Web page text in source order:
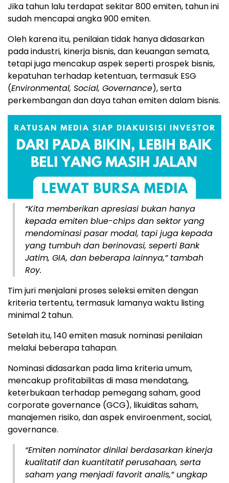
Jika tahun lalu terdapat sekitar 800 emiten, tahun ini
sudah mencapai angka 900 emiten.
Oleh karena itu, penilaian tidak hanya didasarkan
pada industri, kinerja bisnis, dan keuangan semata,
tetapi juga mencakup aspek seperti prospek bisnis,
kepatuhan terhadap ketentuan, termasuk ESG
(Environmental, Social, Governance), serta
perkembangan dan daya tahan emiten dalam bisnis.
“Kita memberikan apresiasi bukan hanya
kepada emiten blue-chips dan sektor yang
mendominasi pasar modal, tapi juga kepada
yang tumbuh dan berinovasi, seperti Bank
Jatim, GIA, dan beberapa lainnya,” tambah
Roy.
Tim juri menjalani proses seleksi emiten dengan
kriteria tertentu, termasuk lamanya waktu listing
minimal 2 tahun.
Setelah itu, 140 emiten masuk nominasi penilaian
melalui beberapa tahapan.
Nominasi didasarkan pada lima kriteria umum,
mencakup profitabilitas di masa mendatang,
keterbukaan terhadap pemegang saham, good
corporate governance (GCG), likuiditas saham,
manajemen risiko, dan aspek enviroenment, social,
governance.
“Emiten nominator dinilai berdasarkan kinerja
kualitatif dan kuantitatif perusahaan, serta
saham yang menjadi favorit analis,” ungkap